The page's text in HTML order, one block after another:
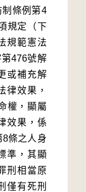
制條例第4
規定（下
規範憲法
476號解
或補充解
律效果，
權，顯屬
效果，係
條之人身
準，其顯
刑相當原
僅有死刑